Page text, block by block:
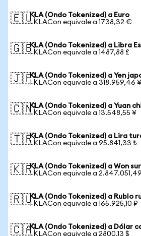
🇪🇺KLA (Ondo Tokenized) a Euro
1 KLACon equivale a 1738,32 €
🇬🇧KLA (Ondo Tokenized) a Libra
1 KLACon equivale a 1487,88 £
🇯🇵KLA (Ondo Tokenized) a Yen
1 KLACon equivale a 318.959,46 ¥
🇨🇳KLA (Ondo Tokenized) a Yuan
1 KLACon equivale a 13.548,55 ¥
🇹🇷KLA (Ondo Tokenized) a Lira
1 KLACon equivale a 95.841,33 ₺
🇰🇷KLA (Ondo Tokenized) a Won
1 KLACon equivale a
🇷🇺KLA (Ondo Tokenized) a Rublo
1 KLACon equivale a 165.925,10 ₽
🇨🇦KLA (Ondo Tokenized) a Dólar
1 KLACon equivale a 2800,13 $